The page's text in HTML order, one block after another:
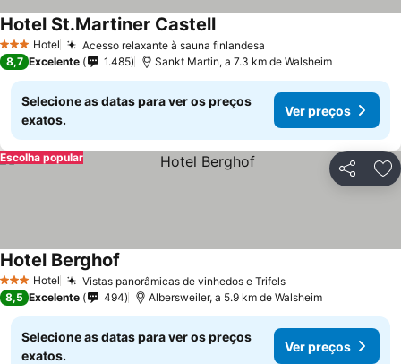
3 EstrelasHotel Acesso relaxante à sauna finlandesa
Hotel St.Martiner CastellVer preços
8,7 Excelente 1.485 Sankt Martin, a 7.3 km de Walsheim
Selecione as datas para ver os preços
exatos.
Ver preços
Partilhar
Escolha popular
3 EstrelasHotel Vistas panorâmicas de vinhedos e TrifelsVer preços
Hotel Berghof
8,5 Excelente 494 Albersweiler, a 5.9 km de Walsheim
Selecione as datas para ver os preços
exatos.
Ver preços